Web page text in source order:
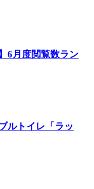
6月度閲覧数ラン
ルトイレ「ラッ